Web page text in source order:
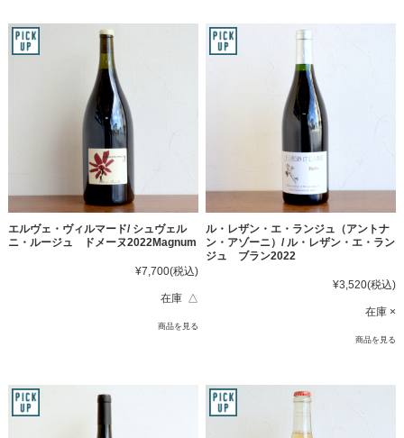
エルヴェ・ヴィルマード/ シュヴェル
ニ・ルージュ ドメーヌ2022Magnum
¥7,700(税込)
在庫 △
商品を見る
ル・レザン・エ・ランジュ（アントナ
ン・アゾーニ）/ ル・レザン・エ・ラン
ジュ ブラン2022
¥3,520(税込)
在庫 ×
商品を見る